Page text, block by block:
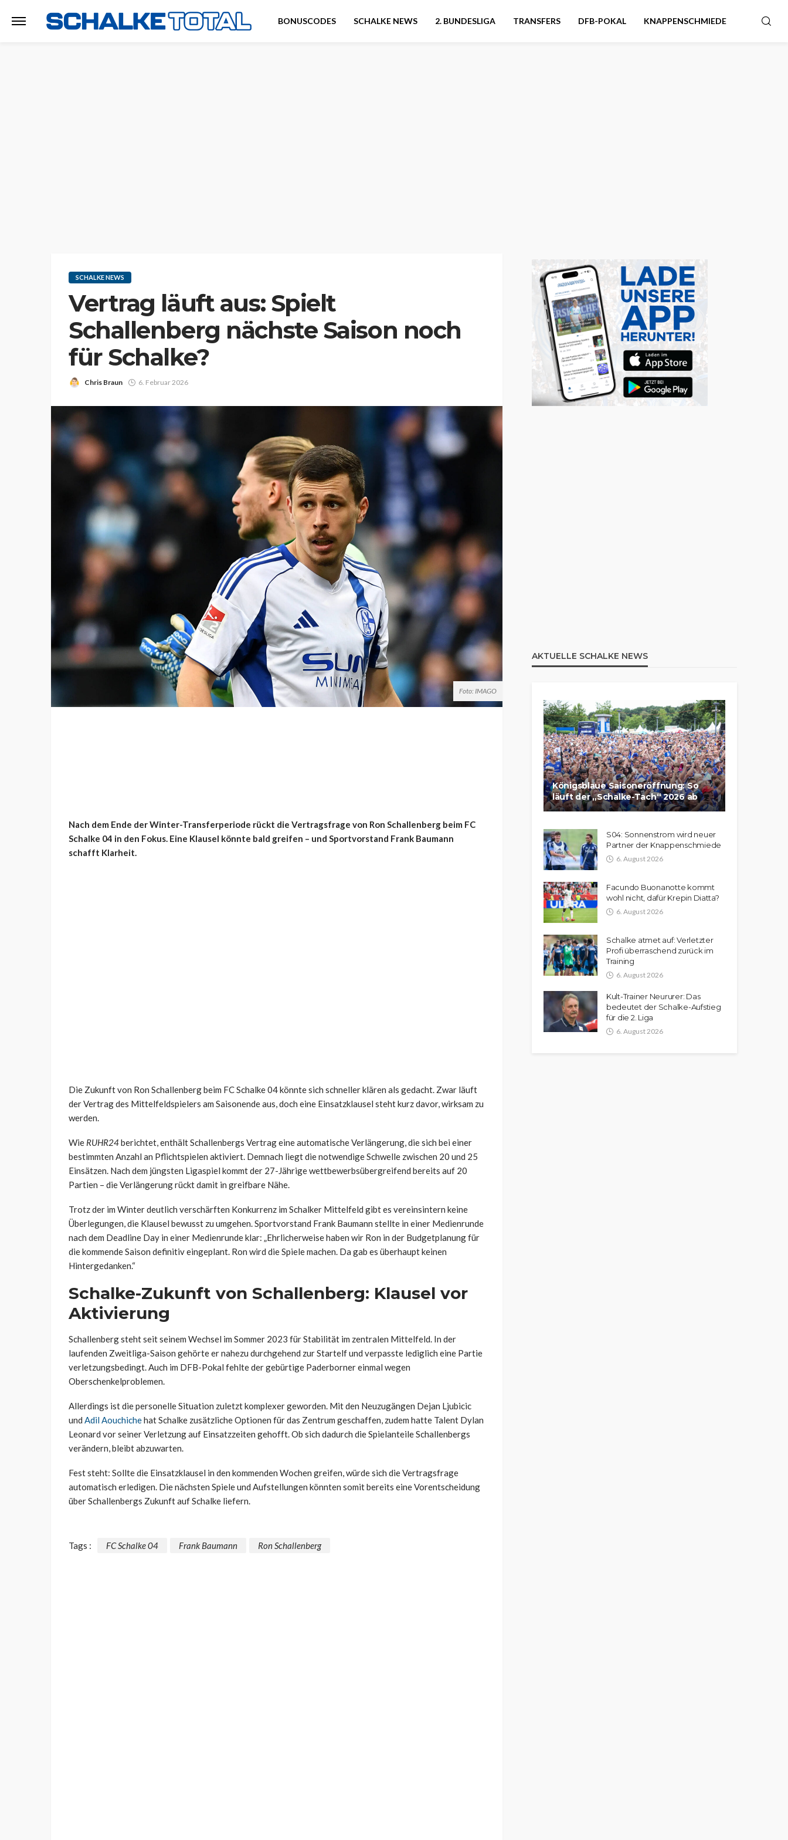
BONUSCODES SCHALKE NEWS 2. BUNDESLIGA TRANSFERS DFB-POKAL KNAPPENSCHMIEDE
SCHALKE NEWS
Vertrag läuft aus: Spielt
Schallenberg nächste Saison noch
für Schalke?
Chris Braun 6. Februar 2026
Foto: IMAGO
Nach dem Ende der Winter-Transferperiode rückt die Vertragsfrage von Ron Schallenberg beim FC
Schalke 04 in den Fokus. Eine Klausel könnte bald greifen – und Sportvorstand Frank Baumann
schafft Klarheit.
Die Zukunft von Ron Schallenberg beim FC Schalke 04 könnte sich schneller klären als gedacht. Zwar läuft
der Vertrag des Mittelfeldspielers am Saisonende aus, doch eine Einsatzklausel steht kurz davor, wirksam zu
werden.
Wie RUHR24berichtet, enthält Schallenbergs Vertrag eine automatische Verlängerung, die sich bei einer
bestimmten Anzahl an Pflichtspielen aktiviert. Demnach liegt die notwendige Schwelle zwischen 20 und 25
Einsätzen. Nach dem jüngsten Ligaspiel kommt der 27-Jährige wettbewerbsübergreifend bereits auf 20
Partien – die Verlängerung rückt damit in greifbare Nähe.
Trotz der im Winter deutlich verschärften Konkurrenz im Schalker Mittelfeld gibt es vereinsintern keine
Überlegungen, die Klausel bewusst zu umgehen. Sportvorstand Frank Baumann stellte in einer Medienrunde
nach dem Deadline Day in einer Medienrunde klar: „Ehrlicherweise haben wir Ron in der Budgetplanung für
die kommende Saison definitiv eingeplant. Ron wird die Spiele machen. Da gab es überhaupt keinen
Hintergedanken.“
Schalke-Zukunft von Schallenberg: Klausel vor
Aktivierung
Schallenberg steht seit seinem Wechsel im Sommer 2023 für Stabilität im zentralen Mittelfeld. In der
laufenden Zweitliga-Saison gehörte er nahezu durchgehend zur Startelf und verpasste lediglich eine Partie
verletzungsbedingt. Auch im DFB-Pokal fehlte der gebürtige Paderborner einmal wegen
Oberschenkelproblemen.
Allerdings ist die personelle Situation zuletzt komplexer geworden. Mit den Neuzugängen Dejan Ljubicic
und Adil Aouchichehat Schalke zusätzliche Optionen für das Zentrum geschaffen, zudem hatte Talent Dylan
Leonard vor seiner Verletzung auf Einsatzzeiten gehofft. Ob sich dadurch die Spielanteile Schallenbergs
verändern, bleibt abzuwarten.
Fest steht: Sollte die Einsatzklausel in den kommenden Wochen greifen, würde sich die Vertragsfrage
automatisch erledigen. Die nächsten Spiele und Aufstellungen könnten somit bereits eine Vorentscheidung
über Schallenbergs Zukunft auf Schalke liefern.
Tags : FC Schalke 04 Frank Baumann Ron Schallenberg
AKTUELLE SCHALKE NEWS
Königsblaue Saisoneröffnung: So
läuft der „Schalke-Tach“ 2026 ab
S04: Sonnenstrom wird neuer
Partner der Knappenschmiede
6. August 2026
Facundo Buonanotte kommt
wohl nicht, dafür Krepin Diatta?
6. August 2026
Schalke atmet auf: Verletzter
Profi überraschend zurück im
Training
6. August 2026
Kult-Trainer Neururer: Das
bedeutet der Schalke-Aufstieg
für die 2. Liga
6. August 2026